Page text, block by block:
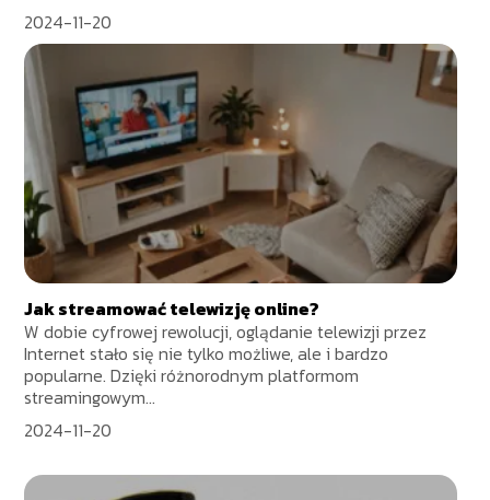
2024-11-20
Jak streamować telewizję online?
W dobie cyfrowej rewolucji, oglądanie telewizji przez
Internet stało się nie tylko możliwe, ale i bardzo
popularne. Dzięki różnorodnym platformom
streamingowym...
2024-11-20